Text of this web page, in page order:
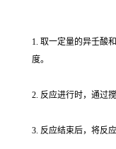
1. 取一定量的异壬酸
度。
2. 反应进行时，通过
3. 反应结束后，将反